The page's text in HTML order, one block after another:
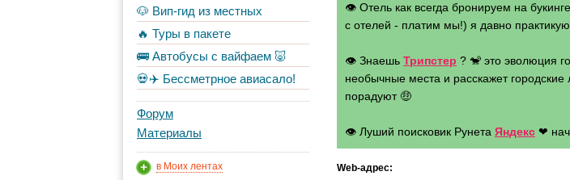
🐶 Вип-гид из местных
🔥 Туры в пакете
🚌 Автобусы с вайфаем 🐷
💀✈️ Бессметрное авиасало!
Форум
Материалы
в Моих лентах
👁 Отель как всегда бронируем на
с отелей - платим мы!) я давно практикую
👁 Знаешь Трипстер ? 🐒 это эволюция
необычные места и расскажет
порадуют 🤑
👁 Луший поисковик Рунета Яндекс ❤
Web-адрес: